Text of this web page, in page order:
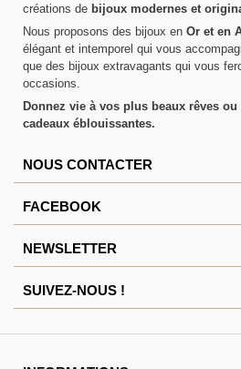
créations de bijoux modernes et
Nous proposons des bijoux en Or et en
élégant et intemporel qui vous
que des bijoux extravagants qui vous
occasions.
Donnez vie à vos plus beaux rêves
cadeaux éblouissantes.
NOUS CONTACTER
FACEBOOK
NEWSLETTER
SUIVEZ-NOUS !